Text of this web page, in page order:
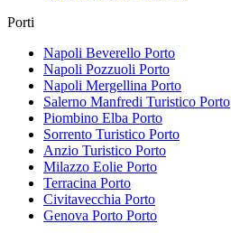
Porti
Napoli Beverello Porto
Napoli Pozzuoli Porto
Napoli Mergellina Porto
Salerno Manfredi Turistico Porto
Piombino Elba Porto
Sorrento Turistico Porto
Anzio Turistico Porto
Milazzo Eolie Porto
Terracina Porto
Civitavecchia Porto
Genova Porto Porto